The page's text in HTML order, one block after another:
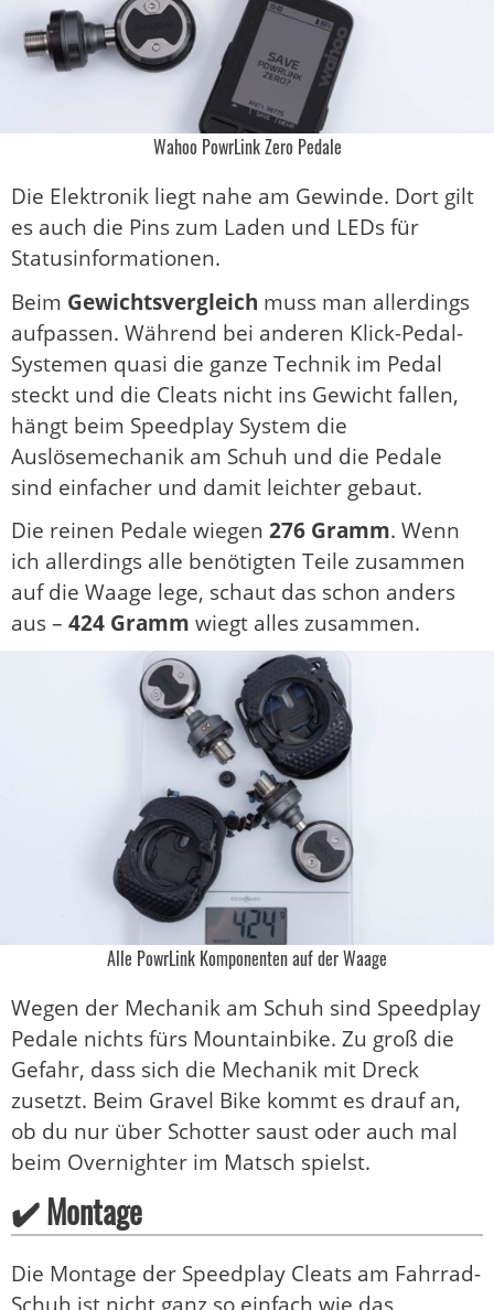
Wahoo PowrLink Zero Pedale
Die Elektronik liegt nahe am Gewinde. Dort gilt
es auch die Pins zum Laden und LEDs für
Statusinformationen.
Beim Gewichtsvergleich muss man allerdings
aufpassen. Während bei anderen Klick-Pedal-
Systemen quasi die ganze Technik im Pedal
steckt und die Cleats nicht ins Gewicht fallen,
hängt beim Speedplay System die
Auslösemechanik am Schuh und die Pedale
sind einfacher und damit leichter gebaut.
Die reinen Pedale wiegen 276 Gramm. Wenn
ich allerdings alle benötigten Teile zusammen
auf die Waage lege, schaut das schon anders
aus – 424 Gramm wiegt alles zusammen.
Alle PowrLink Komponenten auf der Waage
Wegen der Mechanik am Schuh sind Speedplay
Pedale nichts fürs Mountainbike. Zu groß die
Gefahr, dass sich die Mechanik mit Dreck
zusetzt. Beim Gravel Bike kommt es drauf an,
ob du nur über Schotter saust oder auch mal
beim Overnighter im Matsch spielst.
✔️ Montage
Die Montage der Speedplay Cleats am Fahrrad-